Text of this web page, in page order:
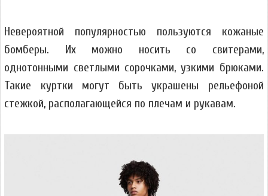
Невероятной популярностью пользуются кожаные
бомберы. Их можно носить со свитерами,
однотонными светлыми сорочками, узкими брюками.
Такие куртки могут быть украшены рельефоной
стежкой, располагающейся по плечам и рукавам.